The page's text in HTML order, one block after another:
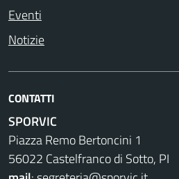
Eventi
Notizie
CONTATTI
SPORVIC
Piazza Remo Bertoncini 1
56022 Castelfranco di Sotto, PI